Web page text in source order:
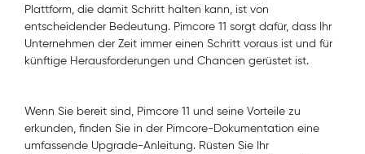
Plattform, die damit Schritt halten kann, ist von
entscheidender Bedeutung. Pimcore 11 sorgt dafür, dass Ihr
Unternehmen der Zeit immer einen Schritt voraus ist und für
künftige Herausforderungen und Chancen gerüstet ist.
Wenn Sie bereit sind, Pimcore 11 und seine Vorteile zu
erkunden, finden Sie in der Pimcore-Dokumentation eine
umfassende Upgrade-Anleitung. Rüsten Sie Ihr